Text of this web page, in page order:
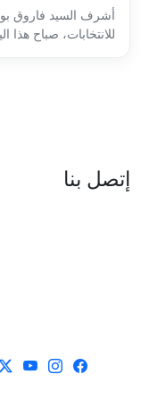
الهيئة العليا المستقلة